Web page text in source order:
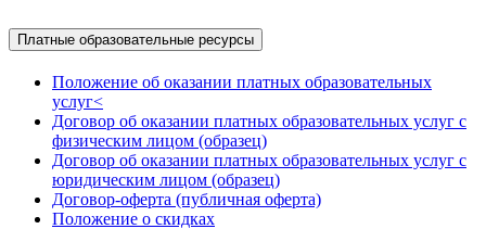
Платные образовательные ресурсы
Положение об оказании платных образовательных
услуг<
Договор об оказании платных образовательных услуг с
физическим лицом (образец)
Договор об оказании платных образовательных услуг с
юридическим лицом (образец)
Договор-оферта (публичная оферта)
Положение о скидках